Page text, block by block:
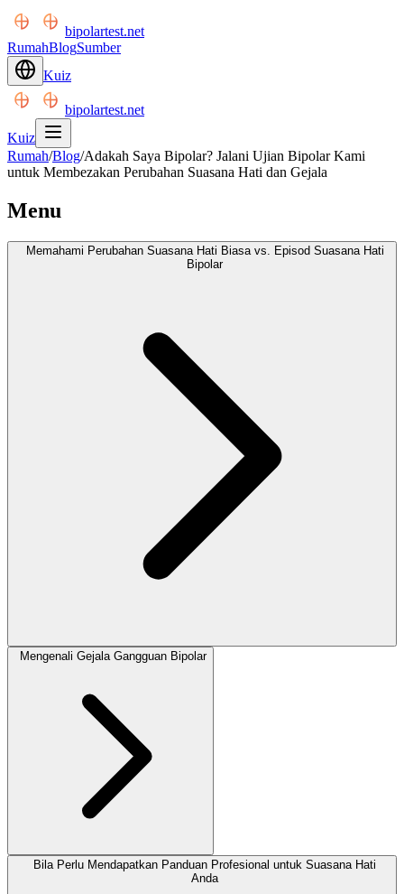
bipolartest.net
RumahBlogSumber
Kuiz
bipolartest.net
Kuiz
Rumah/Blog/Adakah Saya Bipolar? Jalani Ujian Bipolar Kami
untuk Membezakan Perubahan Suasana Hati dan Gejala
Menu
Memahami Perubahan Suasana Hati Biasa vs. Episod Suasana Hati
Bipolar
Mengenali Gejala Gangguan Bipolar
Bila Perlu Mendapatkan Panduan Profesional untuk Suasana Hati
Anda